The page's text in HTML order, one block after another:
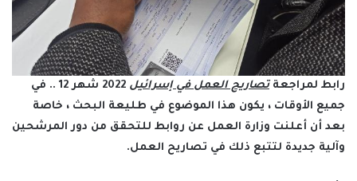
رابط لمراجعةتصاريح العمل في إسرائيل
2022 شهر 12 .. في
جميع الأوقات ، يكون هذا الموضوع في طليعة البحث ، خاصة
بعد أن أعلنت وزارة العمل عن روابط للتحقق من دور المرشحين
وآلية جديدة لتتبع ذلك في تصاريح العمل.